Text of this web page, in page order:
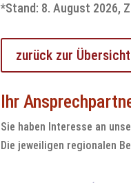
*Stand: 8. August 2026,
zurück zur Übersicht
Ihr
Sie haben Interesse an
Die jeweiligen regionalen